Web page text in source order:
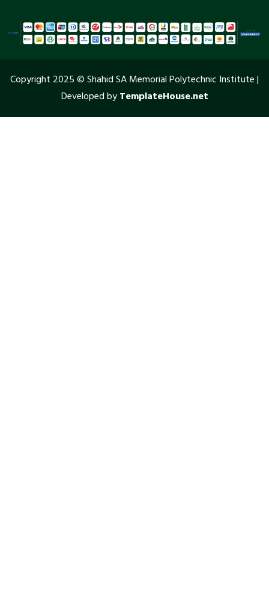
Copyright 2025 © Shahid SA Memorial Polytechnic Institute |
Developed byTemplateHouse.net